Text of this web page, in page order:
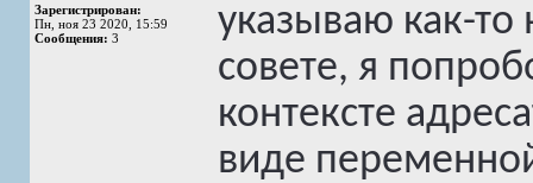
Зарегистрирован:
Пн, ноя 23 2020, 15:59
Сообщения: 3
указываю как-
совете, я
контексте
виде